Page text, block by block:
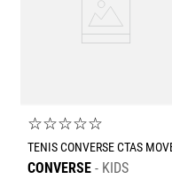
☆☆☆☆☆
TENIS CONVERSE CTAS
CONVERSE KIDS